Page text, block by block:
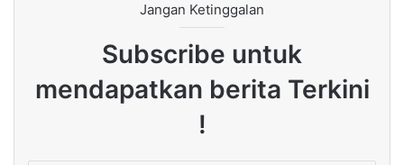
Jangan Ketinggalan
Subscribe untuk
mendapatkan berita Terkini
!